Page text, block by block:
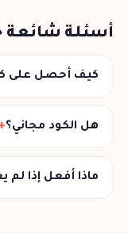
أسئلة شائعة
كيف أحصل على
هل الكود مجاني؟
ماذا أفعل إذا لم